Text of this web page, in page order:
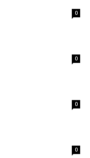
0
0
0
0